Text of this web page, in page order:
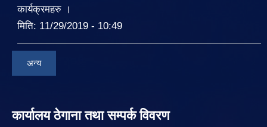
कार्यक्रमहरु ।
मिति: 11/29/2019 - 10:49
अन्य
कार्यालय ठेगाना तथा सम्पर्क विवरण